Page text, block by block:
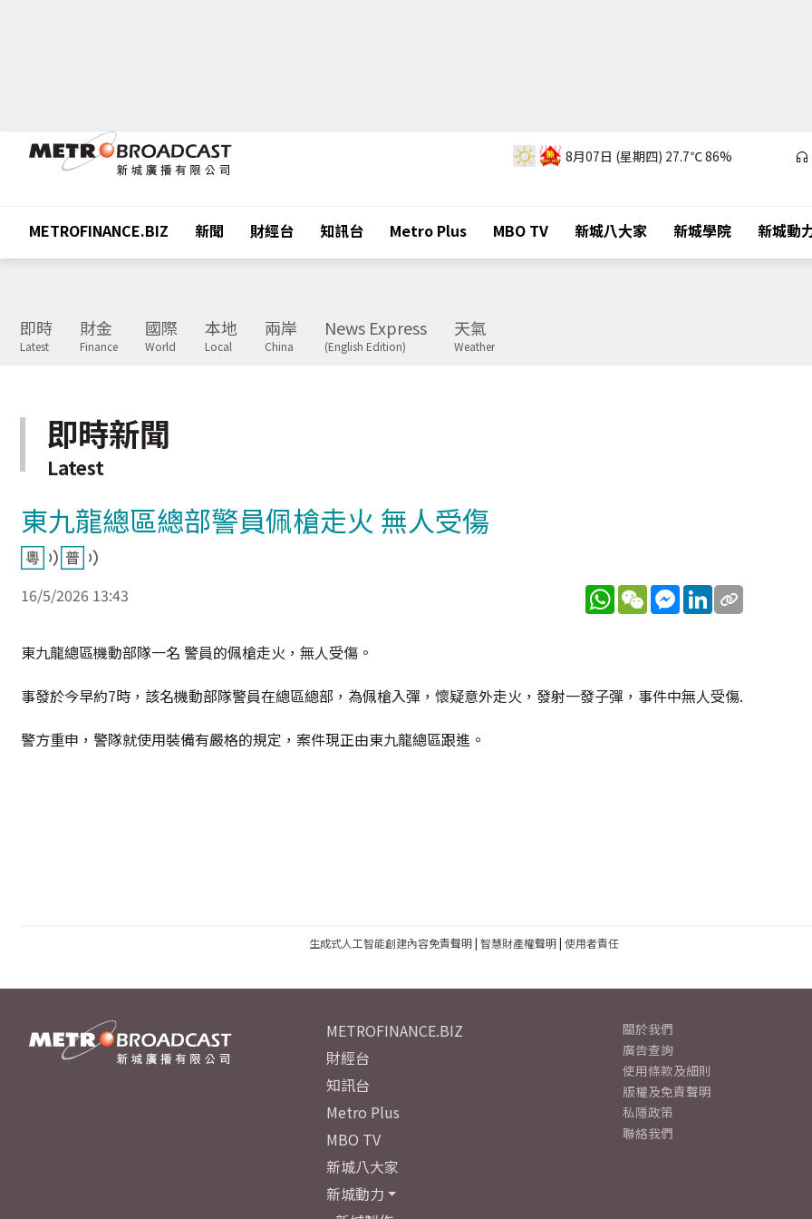
8月07日 (星期四) 27.7℃86%
METROFINANCE.BIZ 新聞 財經台 知訊台 Metro Plus MBO TV 新城八大家 新城學院 新城動
即時
Latest
財金
Finance
國際
World
本地
Local
兩岸
China
News Express
(English Edition)
天氣
Weather
即時新聞
Latest
東九龍總區總部警員佩槍走火 無人受傷
16/5/2026 13:43 WhatsApp
WeChatMessenger
LinkedIn
東九龍總區機動部隊一名 警員的佩槍走火，無人受傷。
事發於今早約7時，該名機動部隊警員在總區總部，為佩槍入彈，懷疑意外走火，發射一發子彈，事件中無人受傷.
警方重申，警隊就使用裝備有嚴格的規定，案件現正由東九龍總區跟進。
生成式人工智能創建內容免責聲明| 智慧財產權聲明| 使用者責任
METROFINANCE.BIZ
財經台
知訊台
Metro Plus
MBO TV
新城八大家
新城動力
關於我們
廣告查詢
使用條款及細則
版權及免責聲明
私隱政策
聯絡我們